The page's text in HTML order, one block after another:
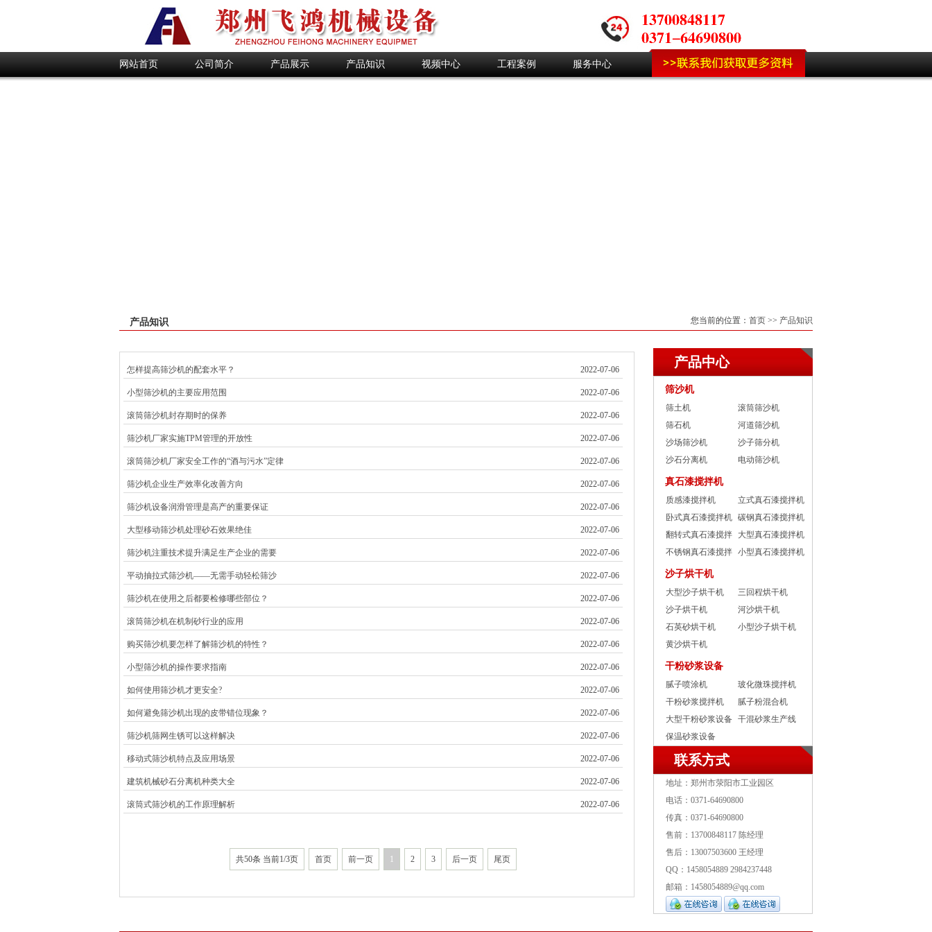
网站首页 公司简介 产品展示 产品知识 视频中心 工程案例 服务中心
产品知识 您当前的位置： 首页 >> 产品知识
2022-07-06
怎样提高筛沙机的配套水平？
2022-07-06
小型筛沙机的主要应用范围
2022-07-06
滚筒筛沙机封存期时的保养
2022-07-06
筛沙机厂家实施TPM管理的开放性
2022-07-06
滚筒筛沙机厂家安全工作的“酒与污水”定律
2022-07-06
筛沙机企业生产效率化改善方向
2022-07-06
筛沙机设备润滑管理是高产的重要保证
2022-07-06
大型移动筛沙机处理砂石效果绝佳
2022-07-06
筛沙机注重技术提升满足生产企业的需要
2022-07-06
平动抽拉式筛沙机——无需手动轻松筛沙
2022-07-06
筛沙机在使用之后都要检修哪些部位？
2022-07-06
滚筒筛沙机在机制砂行业的应用
2022-07-06
购买筛沙机要怎样了解筛沙机的特性？
2022-07-06
小型筛沙机的操作要求指南
2022-07-06
如何使用筛沙机才更安全?
2022-07-06
如何避免筛沙机出现的皮带错位现象？
2022-07-06
筛沙机筛网生锈可以这样解决
2022-07-06
移动式筛沙机特点及应用场景
2022-07-06
建筑机械砂石分离机种类大全
2022-07-06
滚筒式筛沙机的工作原理解析
共50条 当前1/3页 首页 前一页 1 2 3 后一页 尾页
产品中心
筛沙机
筛土机
滚筒筛沙机
筛石机
河道筛沙机
沙场筛沙机
沙子筛分机
沙石分离机
电动筛沙机
真石漆搅拌机
质感漆搅拌机
立式真石漆搅拌机
卧式真石漆搅拌机 碳钢真石漆搅拌机
翻转式真石漆搅拌
机
大型真石漆搅拌机
不锈钢真石漆搅拌
机
小型真石漆搅拌机
沙子烘干机
大型沙子烘干机
三回程烘干机
沙子烘干机
河沙烘干机
石英砂烘干机
小型沙子烘干机
黄沙烘干机
干粉砂浆设备
腻子喷涂机
玻化微珠搅拌机
干粉砂浆搅拌机
腻子粉混合机
大型干粉砂浆设备 干混砂浆生产线
保温砂浆设备
联系方式
地址：郑州市荥阳市工业园区
电话：0371-64690800
传真：0371-64690800
售前：13700848117 陈经理
售后：13007503600 王经理
QQ：1458054889 2984237448
邮箱：1458054889@qq.com